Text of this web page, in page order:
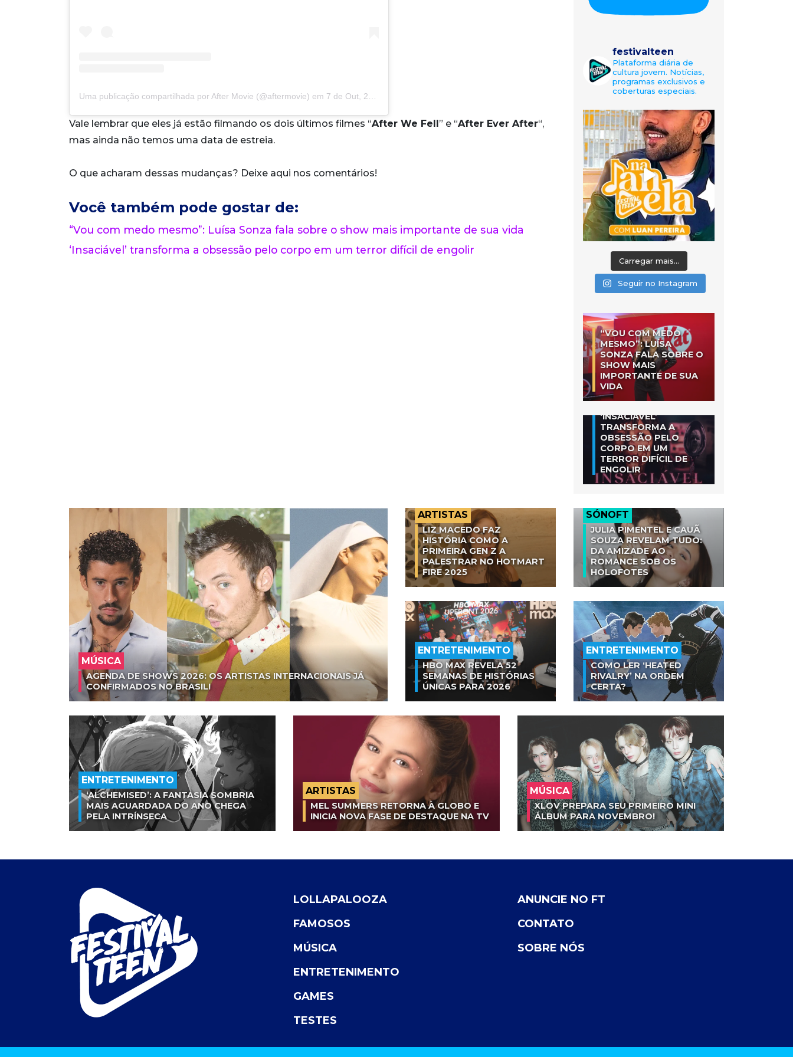
Uma publicação compartilhada por After Movie (@aftermovie) em 7 de Out, 2020 às 4:09 PDT
Vale lembrar que eles já estão filmando os dois últimos filmes “After We Fell” e “After Ever After“,
mas ainda não temos uma data de estreia.
O que acharam dessas mudanças? Deixe aqui nos comentários!
Você também pode gostar de:
“Vou com medo mesmo”: Luísa Sonza fala sobre o show mais importante de sua vida
‘Insaciável’ transforma a obsessão pelo corpo em um terror difícil de engolir
festivalteen
Plataforma diária de
cultura jovem. Notícias,
programas exclusivos e
coberturas especiais.
Carregar mais...
Seguir no Instagram
“VOU COM MEDO
MESMO”: LUÍSA
SONZA FALA SOBRE O
SHOW MAIS
IMPORTANTE DE SUA
VIDA
‘INSACIÁVEL’
TRANSFORMA A
OBSESSÃO PELO
CORPO EM UM
TERROR DIFÍCIL DE
ENGOLIR
MÚSICA
AGENDA DE SHOWS 2026: OS ARTISTAS INTERNACIONAIS JÁ
CONFIRMADOS NO BRASIL!
ARTISTAS
LIZ MACEDO FAZ
HISTÓRIA COMO A
PRIMEIRA GEN Z A
PALESTRAR NO HOTMART
FIRE 2025
SÓNOFT
JULIA PIMENTEL E CAUÃ
SOUZA REVELAM TUDO:
DA AMIZADE AO
ROMANCE SOB OS
HOLOFOTES
ENTRETENIMENTO
HBO MAX REVELA 52
SEMANAS DE HISTÓRIAS
ÚNICAS PARA 2026
ENTRETENIMENTO
COMO LER ‘HEATED
RIVALRY’ NA ORDEM
CERTA?
ENTRETENIMENTO
‘ALCHEMISED’: A FANTASIA SOMBRIA
MAIS AGUARDADA DO ANO CHEGA
PELA INTRÍNSECA
ARTISTAS
MEL SUMMERS RETORNA À GLOBO E
INICIA NOVA FASE DE DESTAQUE NA TV
MÚSICA
XLOV PREPARA SEU PRIMEIRO MINI
ÁLBUM PARA NOVEMBRO!
LOLLAPALOOZA
FAMOSOS
MÚSICA
ENTRETENIMENTO
GAMES
TESTES
ANUNCIE NO FT
CONTATO
SOBRE NÓS